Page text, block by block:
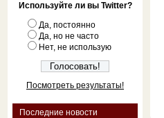
Используйте ли вы Twitter?
Да, постоянно
Да, но не часто
Нет, не использую
Посмотреть результаты!
Последние новости